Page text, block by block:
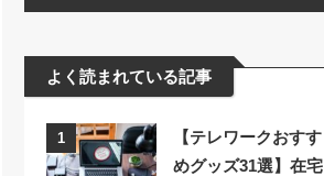
よく読まれている記事
1
【テレワークおすす
めグッズ31選】在宅